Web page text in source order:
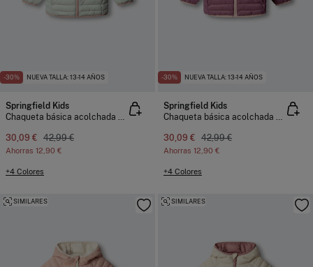
-30% NUEVA TALLA: 13-14 AÑOS
Springfield Kids
Chaqueta básica acolchada niña
30,09 € 42,99 €
Ahorras 12,90 €
+4 Colores
-30% NUEVA TALLA: 13-14 AÑOS
Springfield Kids
Chaqueta básica acolchada niña
30,09 € 42,99 €
Ahorras 12,90 €
+4 Colores
SIMILARES SIMILARES